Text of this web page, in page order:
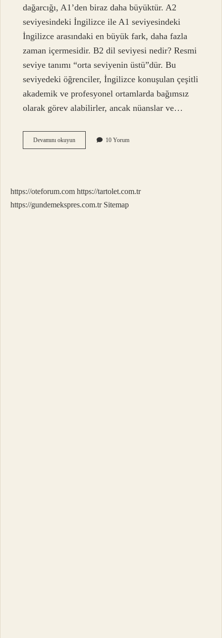
dağarcığı, A1’den biraz daha büyüktür. A2
seviyesindeki İngilizce ile A1 seviyesindeki
İngilizce arasındaki en büyük fark, daha fazla
zaman içermesidir. B2 dil seviyesi nedir? Resmi
seviye tanımı “orta seviyenin üstü”dür. Bu
seviyedeki öğrenciler, İngilizce konuşulan çeşitli
akademik ve profesyonel ortamlarda bağımsız
olarak görev alabilirler, ancak nüanslar ve…
Devamını okuyunA2
Dil
10 Yorum
https://oteforum.com https://tartolet.com.tr
https://gundemekspres.com.tr Sitemap